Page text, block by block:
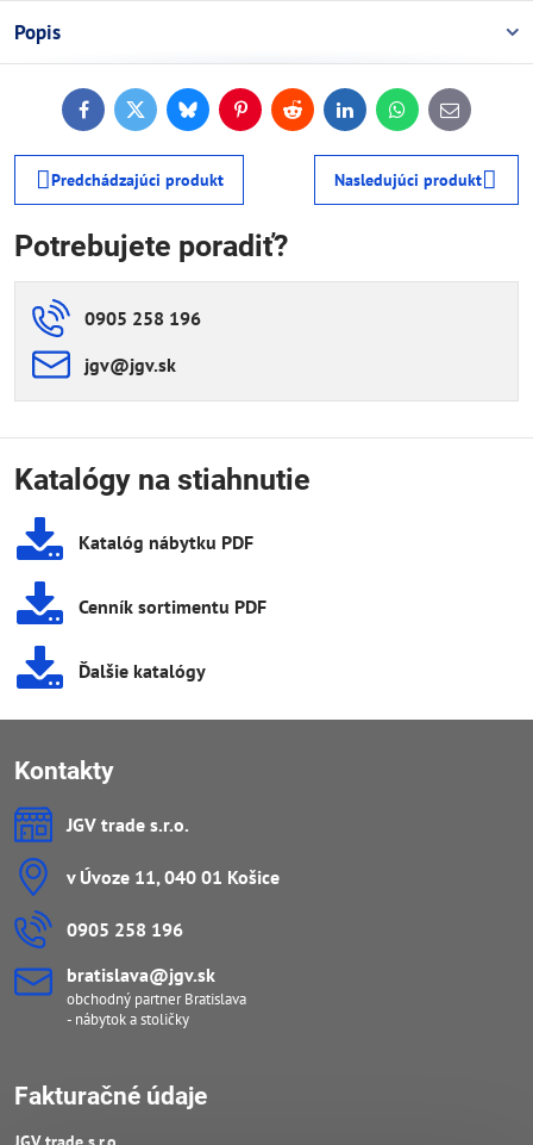
Popis
FacebookTwitterBlueskyPinterestReddit LinkedInWhatsApp
E-
mail
Predchádzajúci produkt Nasledujúci produkt
Potrebujete poradiť?
0905 258 196
jgv​@jgv​.sk
Katalógy na stiahnutie
Katalóg nábytku PDF
Cenník sortimentu PDF
Ďalšie katalógy
Kontakty
JGV trade s​.r​.o​.
v Úvoze 11, 040 01 Košice
0905 258 196
bratislava​@jgv​.sk
obchodný partner Bratislava
- nábytok a stoličky
Fakturačné údaje